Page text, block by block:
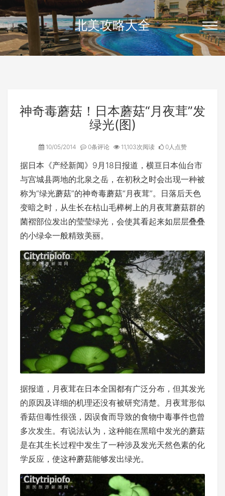
北美攻略大全
神奇毒蘑菇！日本蘑菇“月夜茸”发
绿光(图)
10/05/2014 0条评论 11,103次阅读 0人点赞
据日本《产经新闻》9月18日报道，横亘日本仙台市
与宫城县两地的北泉之岳，在初秋之时会出现一种被
称为“绿光蘑菇”的神奇毒蘑菇“月夜茸”。日落后天色
变暗之时，从生长在枯山毛榉树上的月夜茸蘑菇群的
菌褶部位发出的莹莹绿光，会使其看起来如层层叠叠
的小绿伞一般精致美丽。
据报道，月夜茸在日本全国都有广泛分布，但其发光
的原因及详细的机理还没有被研究清楚。月夜茸形似
香菇但毒性很强，因误食而导致的食物中毒事件也曾
多次发生。有说法认为，这种能在黑暗中发光的蘑菇
是在其生长过程中发生了一种涉及发光天然色素的化
学反应，使这种蘑菇能够发出绿光。